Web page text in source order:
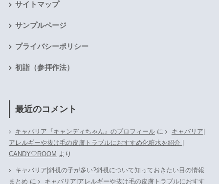
サイトマップ
サンプルページ
プライバシーポリシー
初詣（参拝作法）
最近のコメント
キャバリア『キャンディちゃん』のプロフィールに
キャバリア|
アレルギーや抜け毛の皮膚トラブルにおすすめ化粧水を紹介 |
CANDY♡ROOM より
キャバリア|斜視の子が多い?斜視について知っておきたい目の情報
まとめ に キャバリア|アレルギーや抜け毛の皮膚トラブルにおすす